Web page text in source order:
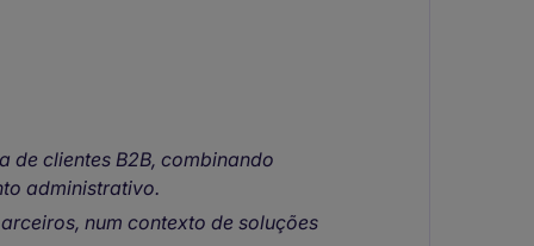
de clientes B2B, combinando
administrativo.
num contexto de soluções